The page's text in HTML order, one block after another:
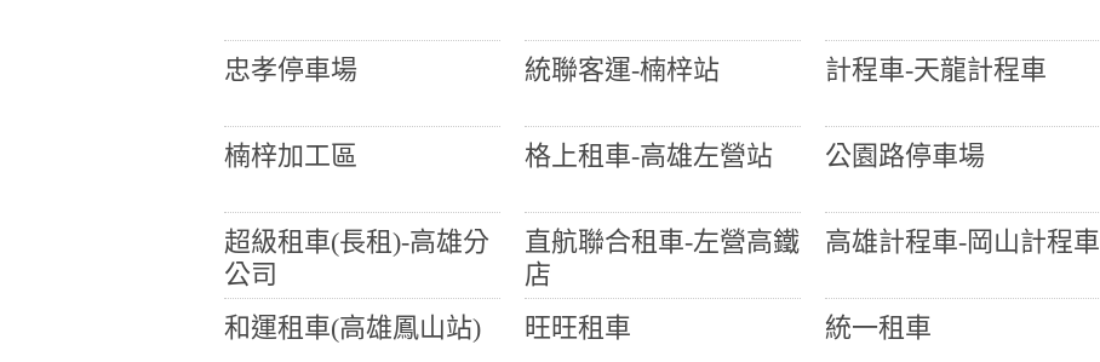
忠孝停車場 統聯客運-楠梓站 計程車-天龍計程車
楠梓加工區 格上租車-高雄左營站 公園路停車場
超級租車(長租)-高雄分
公司
直航聯合租車-左營高鐵
店
高雄計程車-岡山計程車
和運租車(高雄鳳山站) 旺旺租車 統一租車